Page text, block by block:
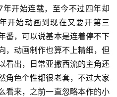
开始连载，至今不过四年却
开始动画到现在又要开第三
番，可以说基本是连着停不下
，动画制作也算不上精细，但
看出，日常亚撒西流的主角还
角色个性都很老套，不过大家
看来，之前一直忽略本作的小